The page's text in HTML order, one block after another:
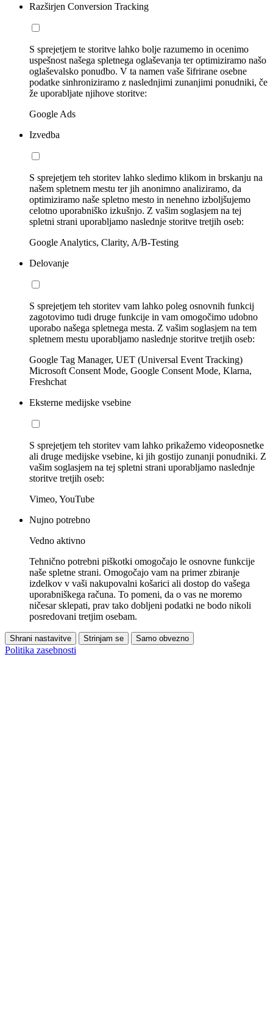
Razširjen Conversion Tracking
S sprejetjem te storitve lahko bolje razumemo in ocenimo
uspešnost našega spletnega oglaševanja ter optimiziramo našo
oglaševalsko ponudbo. V ta namen vaše šifrirane osebne
podatke sinhroniziramo z naslednjimi zunanjimi ponudniki, če
že uporabljate njihove storitve:
Google Ads
Izvedba
S sprejetjem teh storitev lahko sledimo klikom in brskanju na
našem spletnem mestu ter jih anonimno analiziramo, da
optimiziramo naše spletno mesto in nenehno izboljšujemo
celotno uporabniško izkušnjo. Z vašim soglasjem na tej
spletni strani uporabljamo naslednje storitve tretjih oseb:
Google Analytics, Clarity, A/B-Testing
Delovanje
S sprejetjem teh storitev vam lahko poleg osnovnih funkcij
zagotovimo tudi druge funkcije in vam omogočimo udobno
uporabo našega spletnega mesta. Z vašim soglasjem na tem
spletnem mestu uporabljamo naslednje storitve tretjih oseb:
Google Tag Manager, UET (Universal Event Tracking)
Microsoft Consent Mode, Google Consent Mode, Klarna,
Freshchat
Eksterne medijske vsebine
S sprejetjem teh storitev vam lahko prikažemo videoposnetke
ali druge medijske vsebine, ki jih gostijo zunanji ponudniki. Z
vašim soglasjem na tej spletni strani uporabljamo naslednje
storitve tretjih oseb:
Vimeo, YouTube
Nujno potrebno
Vedno aktivno
Tehnično potrebni piškotki omogočajo le osnovne funkcije
naše spletne strani. Omogočajo vam na primer zbiranje
izdelkov v vaši nakupovalni košarici ali dostop do vašega
uporabniškega računa. To pomeni, da o vas ne moremo
ničesar sklepati, prav tako dobljeni podatki ne bodo nikoli
posredovani tretjim osebam.
Shrani nastavitve Strinjam se Samo obvezno
Politika zasebnosti